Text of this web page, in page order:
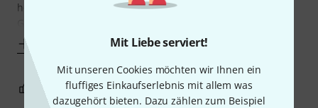
Mit Liebe serviert!
Mit unseren Cookies möchten wir Ihnen ein
fluffiges Einkaufserlebnis mit allem was
dazugehört bieten. Dazu zählen zum Beispiel
hohe Lederqualität. Die Längeneinstellung dürften allen
0 BEWERTUNG MELDEN